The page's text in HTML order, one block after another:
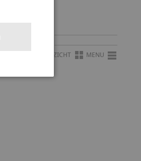
OVERZICHT MENU